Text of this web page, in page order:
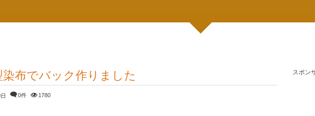
布でバック作りました
0件 1780
スポン